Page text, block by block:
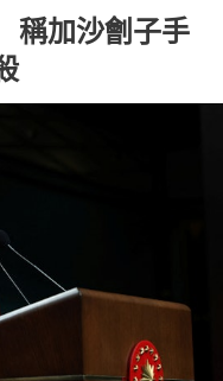
稱加沙劊子手